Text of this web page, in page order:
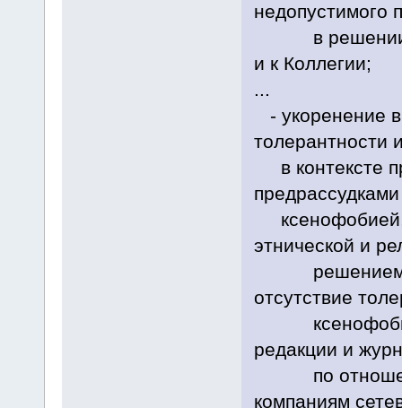
недопустимого
в решении
и к Коллегии;
...
- укоренение
толерантности
в контексте
ксенофобией,
этнической и
решением
отсутствие
ксенофобии
редакции и
по
компаниям